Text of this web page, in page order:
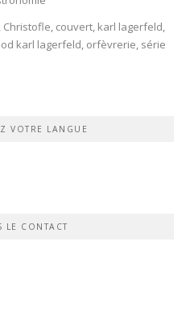
, Christofle, couvert, karl lagerfeld,
karl lagerfeld, orfèvrerie, série
VOTRE LANGUE
LE CONTACT